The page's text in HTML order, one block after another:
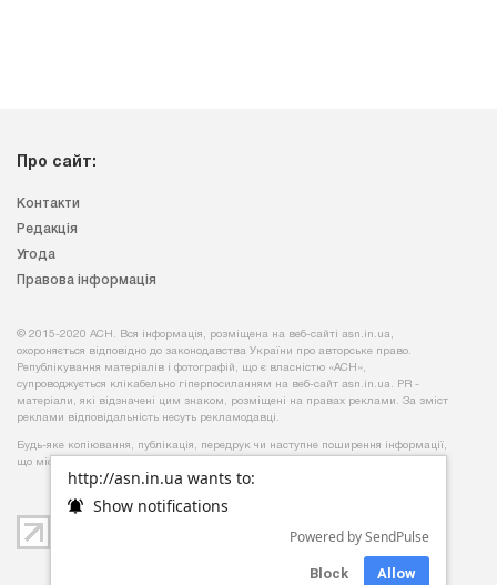
http://asn.in.ua wants to:
Show notifications
Powered by SendPulse
Block Allow
Про сайт:
Контакти
Редакція
Угода
Правова інформація
© 2015-2020 АСН. Вся інформація, розміщена на веб-сайті asn.in.ua,
охороняється відповідно до законодавства України про авторське право.
Републікування матеріалів і фотографій, що є власністю «АСН»,
супроводжується клікабельно гіперпосиланням на веб-сайт asn.іn.ua. PR -
матеріали, які відзначені цим знаком, розміщені на правах реклами. За зміст
реклами відповідальність несуть рекламодавці.
Будь-яке копiювання, публiкацiя, передрук чи наступне поширення iнформацiї,
що мiстить посилання на